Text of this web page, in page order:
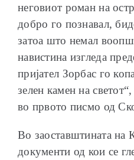
неговиот роман на
добро го познавал,
затоа што немал
навистина изгледа
пријател Зорбас го
зелен камен на
во првото писмо од
Во заоставштината на
документи од кои се